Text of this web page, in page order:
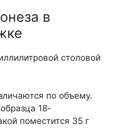
в
столовой
по объему.
18-
поместится 35 г